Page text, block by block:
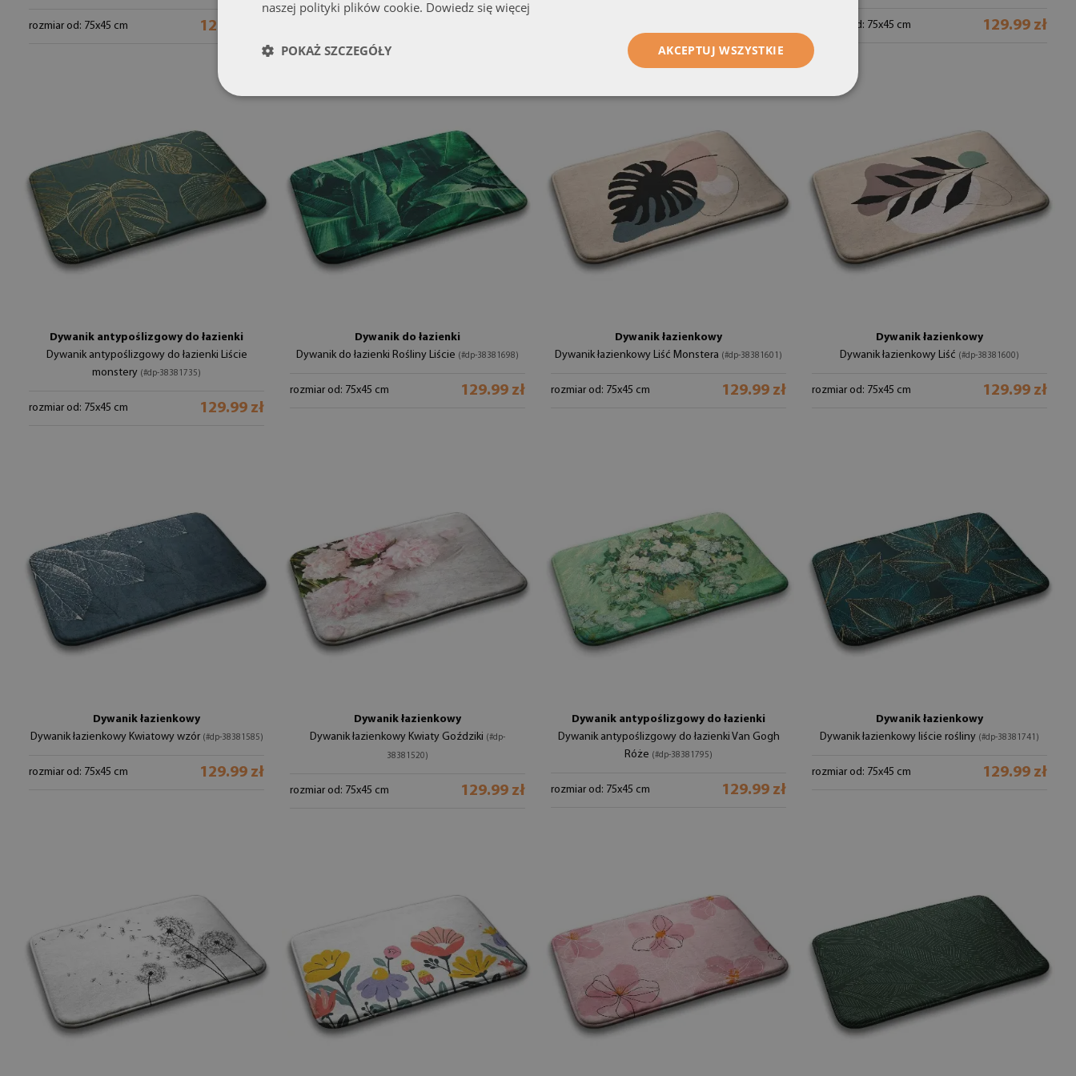
rozmiar od: 75x45 cm 129.99 zł rozmiar od: 75x45 cm 129.99 zł
Dywanik antypoślizgowy do łazienki
Dywanik antypoślizgowy do łazienki Liście
monstery (#dp-38381735)
rozmiar od: 75x45 cm 129.99 zł
Dywanik do łazienki
Dywanik do łazienki Rośliny Liście (#dp-38381698)
rozmiar od: 75x45 cm 129.99 zł
Dywanik łazienkowy
Dywanik łazienkowy Liść Monstera (#dp-38381601)
rozmiar od: 75x45 cm 129.99 zł
Dywanik łazienkowy
Dywanik łazienkowy Liść (#dp-38381600)
rozmiar od: 75x45 cm 129.99 zł
Dywanik łazienkowy
Dywanik łazienkowy Kwiatowy wzór (#dp-38381585)
rozmiar od: 75x45 cm 129.99 zł
Dywanik łazienkowy
Dywanik łazienkowy Kwiaty Goździki (#dp-
38381520)
rozmiar od: 75x45 cm 129.99 zł
Dywanik antypoślizgowy do łazienki
Dywanik antypoślizgowy do łazienki Van Gogh
Róże (#dp-38381795)
rozmiar od: 75x45 cm 129.99 zł
Dywanik łazienkowy
Dywanik łazienkowy liście rośliny (#dp-38381741)
rozmiar od: 75x45 cm 129.99 zł
naszej polityki plików cookie. Dowiedz się więcej
AKCEPTUJ WSZYSTKIE
POKAŻ SZCZEGÓŁY